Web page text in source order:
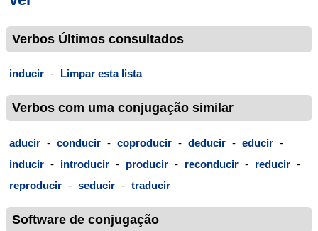
Verbos Últimos consultados
inducir - Limpar esta lista
Verbos com uma conjugação similar
aducir - conducir - coproducir - deducir - educir -
inducir - introducir - producir - reconducir - reducir -
reproducir - seducir - traducir
Software de conjugação